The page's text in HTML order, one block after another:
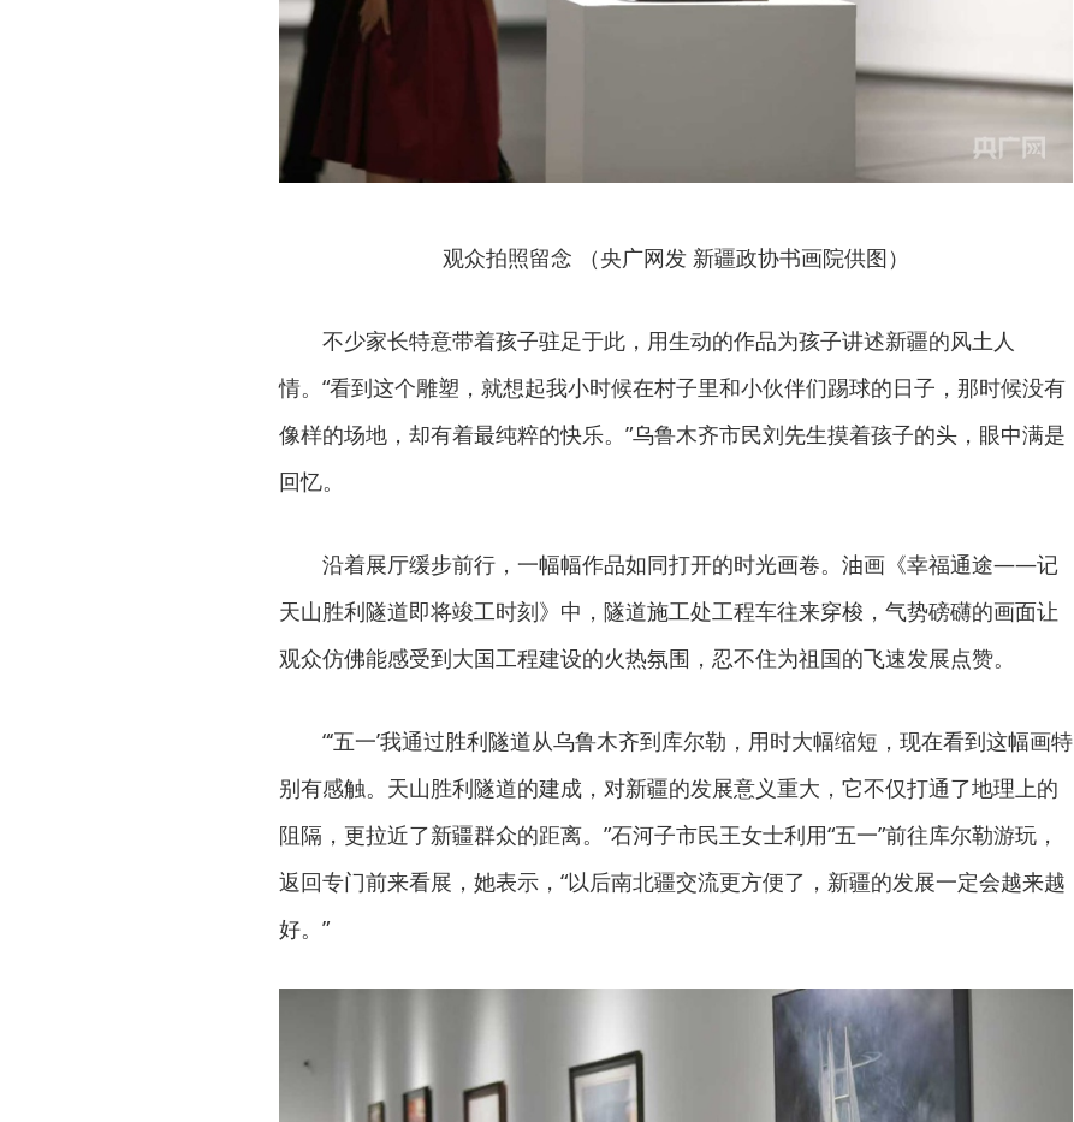
观众拍照留念 （央广网发 新疆政协书画院供图）
不少家长特意带着孩子驻足于此，用生动的作品为孩子讲述新疆的风土人
情。“看到这个雕塑，就想起我小时候在村子里和小伙伴们踢球的日子，那时候没有
像样的场地，却有着最纯粹的快乐。”乌鲁木齐市民刘先生摸着孩子的头，眼中满是
回忆。
沿着展厅缓步前行，一幅幅作品如同打开的时光画卷。油画《幸福通途——记
天山胜利隧道即将竣工时刻》中，隧道施工处工程车往来穿梭，气势磅礴的画面让
观众仿佛能感受到大国工程建设的火热氛围，忍不住为祖国的飞速发展点赞。
“‘五一’我通过胜利隧道从乌鲁木齐到库尔勒，用时大幅缩短，现在看到这幅画特
别有感触。天山胜利隧道的建成，对新疆的发展意义重大，它不仅打通了地理上的
阻隔，更拉近了新疆群众的距离。”石河子市民王女士利用“五一”前往库尔勒游玩，
返回专门前来看展，她表示，“以后南北疆交流更方便了，新疆的发展一定会越来越
好。”